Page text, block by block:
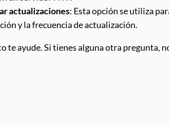
actualizaciones: Esta opción se utiliza
y la frecuencia de actualización.
te ayude. Si tienes alguna otra pregunta,